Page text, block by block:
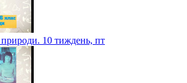
10 тиждень, пт